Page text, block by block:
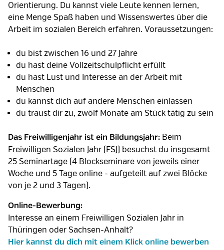
Orientierung. Du kannst viele Leute kennen lernen,
eine Menge Spaß haben und Wissenswertes über die
Arbeit im sozialen Bereich erfahren. Voraussetzungen:
du bist zwischen 16 und 27 Jahre
du hast deine Vollzeitschulpflicht erfüllt
du hast Lust und Interesse an der Arbeit mit
Menschen
du kannst dich auf andere Menschen einlassen
du traust dir zu, zwölf Monate am Stück tätig zu sein
Das Freiwilligenjahr ist ein Bildungsjahr: Beim
Freiwilligen Sozialen Jahr (FSJ) besuchst du insgesamt
25 Seminartage (4 Blockseminare von jeweils einer
Woche und 5 Tage online - aufgeteilt auf zwei Blöcke
von je 2 und 3 Tagen).
Online-Bewerbung:
Interesse an einem Freiwilligen Sozialen Jahr in
Thüringen oder Sachsen-Anhalt?
Hier kannst du dich mit einem Klick online bewerben